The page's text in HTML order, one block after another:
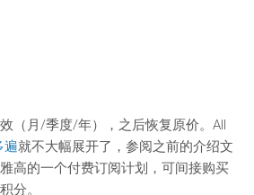
（月/季度/年），之后恢复原价。All
遍就不大幅展开了，参阅之前的介绍文
高的一个付费订阅计划，可间接购买
分。